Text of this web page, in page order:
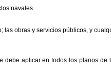
navales.
las obras y servicios públicos, y
debe aplicar en todos los planos de